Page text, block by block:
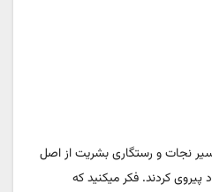
نجات و رستگاری بشریت از اصل
پیروی کردند. فکر میکنید که